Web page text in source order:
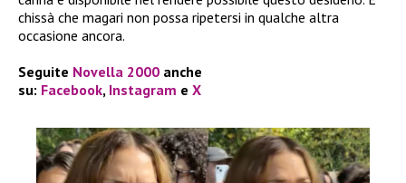
chissà che magari non possa ripetersi in qualche altra
occasione ancora.
Seguite Novella 2000 anche
su: Facebook, Instagram e X